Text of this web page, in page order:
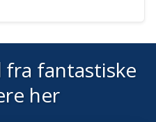
fra fantastiske
her